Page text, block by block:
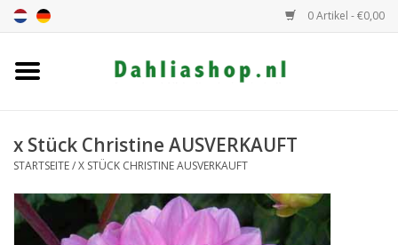
0 Artikel - €0,00
Dahlien Angebot
Dahlie Farbe
x Stück Christine AUSVERKAUFT
STARTSEITE/X STÜCK CHRISTINE AUSVERKAUFT